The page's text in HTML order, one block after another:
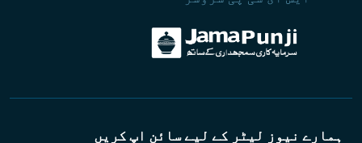
ہمارے نیوز لیٹر کے لیے سائن اپ کریں